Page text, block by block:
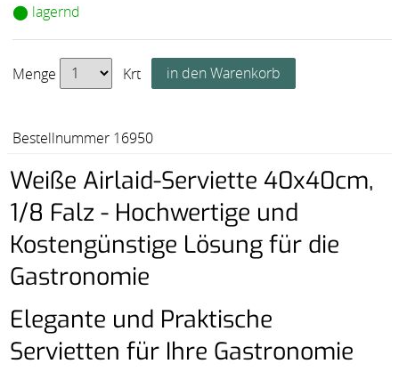
⬤ lagernd
Menge Krt
Bestellnummer 16950
Weiße Airlaid-Serviette 40x40cm,
1/8 Falz - Hochwertige und
Kostengünstige Lösung für die
Gastronomie
Elegante und Praktische
Servietten für Ihre Gastronomie